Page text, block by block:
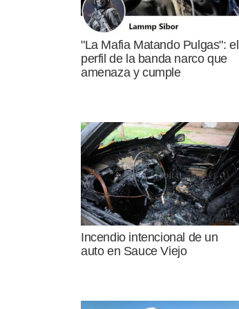
"La Mafia Matando Pulgas": el
perfil de la banda narco que
amenaza y cumple
Incendio intencional de un
auto en Sauce Viejo